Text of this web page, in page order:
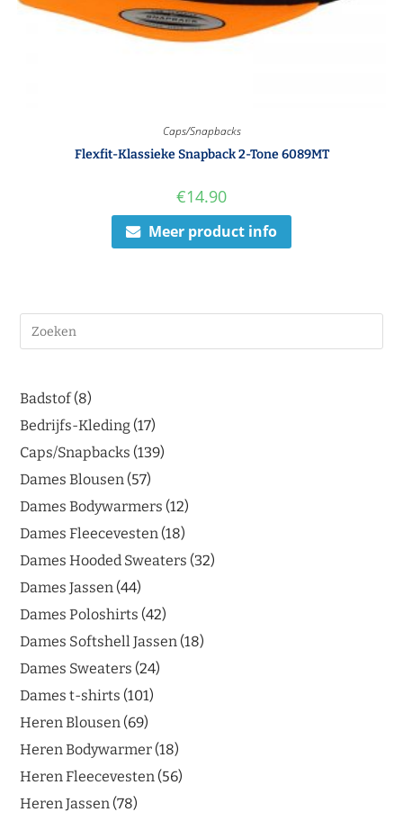
Caps/Snapbacks
Flexfit-Klassieke Snapback 2-Tone 6089MT
€14.90
Meer product info
Badstof 8
Bedrijfs-Kleding 17
Caps/Snapbacks 139
Dames Blousen 57
Dames Bodywarmers 12
Dames Fleecevesten 18
Dames Hooded Sweaters 32
Dames Jassen 44
Dames Poloshirts 42
Dames Softshell Jassen 18
Dames Sweaters 24
Dames t-shirts 101
Heren Blousen 69
Heren Bodywarmer 18
Heren Fleecevesten 56
Heren Jassen 78